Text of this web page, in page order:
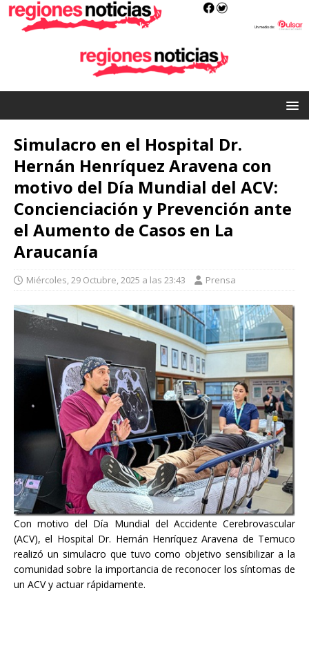
Simulacro en el Hospital Dr.
Hernán Henríquez Aravena con
motivo del Día Mundial del ACV:
Concienciación y Prevención ante
el Aumento de Casos en La
Araucanía
Miércoles, 29 Octubre, 2025 a las 23:43 Prensa
Con motivo del Día Mundial del Accidente Cerebrovascular
(ACV), el Hospital Dr. Hernán Henríquez Aravena de Temuco
realizó un simulacro que tuvo como objetivo sensibilizar a la
comunidad sobre la importancia de reconocer los síntomas de
un ACV y actuar rápidamente.